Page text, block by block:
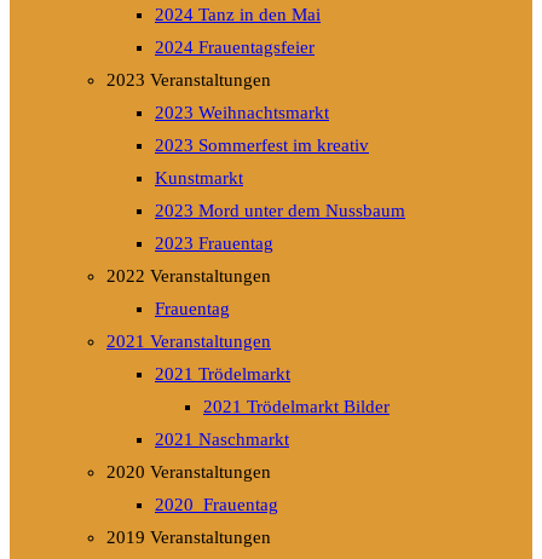
2024 Tanz in den Mai
2024 Frauentagsfeier
2023 Veranstaltungen
2023 Weihnachtsmarkt
2023 Sommerfest im kreativ
Kunstmarkt
2023 Mord unter dem Nussbaum
2023 Frauentag
2022 Veranstaltungen
Frauentag
2021 Veranstaltungen
2021 Trödelmarkt
2021 Trödelmarkt Bilder
2021 Naschmarkt
2020 Veranstaltungen
2020_Frauentag
2019 Veranstaltungen